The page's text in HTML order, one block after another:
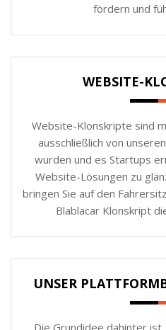
fördern und
WEBSITE-
Website-Klonskripte sind
ausschließlich von
wurden und es Startups
Website-Lösungen zu
bringen Sie auf den
Blablacar Klonskript
UNSER
Die Grundidee dahinter